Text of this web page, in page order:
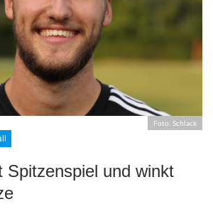
Foto: Schlack
Spitzenspiel und winkt